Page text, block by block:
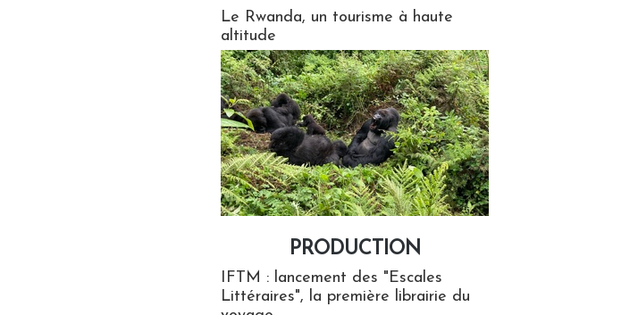
Le Rwanda, un tourisme à haute
altitude
PRODUCTION
IFTM : lancement des "Escales
Littéraires", la première librairie du